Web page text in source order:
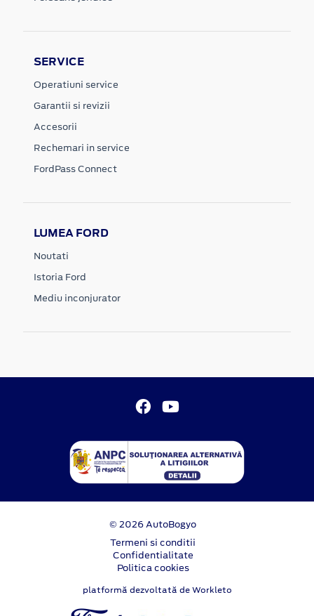
SERVICE
Operatiuni service
Garantii si revizii
Accesorii
Rechemari in service
FordPass Connect
LUMEA FORD
Noutati
Istoria Ford
Mediu inconjurator
© 2026 AutoBogyo
Termeni si conditii
Confidentialitate
Politica cookies
platformă dezvoltată de Workleto